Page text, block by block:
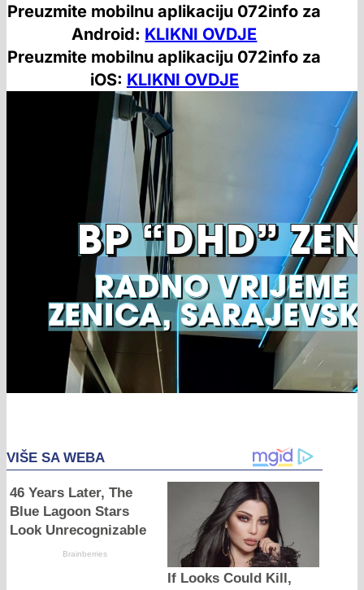
Preuzmite mobilnu aplikaciju 072info za
Android: KLIKNI OVDJE
Preuzmite mobilnu aplikaciju 072info za
iOS: KLIKNI OVDJE